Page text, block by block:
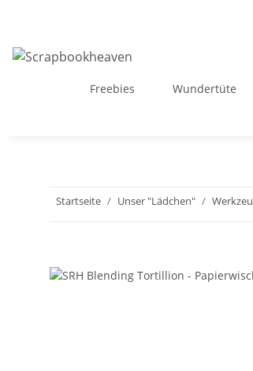
Freebies Wundertüte
Startseite Unser "Lädchen"